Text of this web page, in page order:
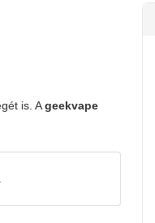
is. Ageekvape